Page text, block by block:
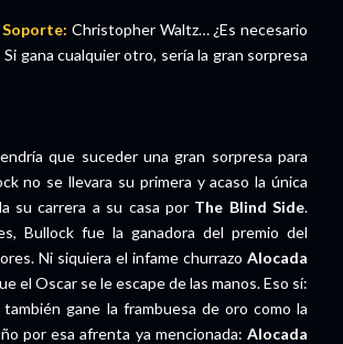
Christopher Waltz… ¿Es necesario
gana cualquier otro, sería la gran sorpresa
que suceder una gran sorpresa para
no se llevara su primera y acaso la única
su carrera a su casa por The Blind Side.
Bullock fue la ganadora del premio del
Ni siquiera el infame churrazo Alocada
el Oscar se le escape de las manos. Eso sí:
gane la frambuesa de oro como la
por esa afrenta ya mencionada: Alocada